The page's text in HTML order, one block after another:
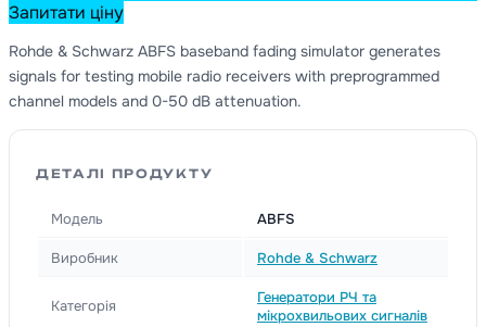
Запитати ціну
Rohde & Schwarz ABFS baseband fading simulator generates
signals for testing mobile radio receivers with preprogrammed
channel models and 0-50 dB attenuation.
ДЕТАЛІ ПРОДУКТУ
Модель ABFS
Виробник Rohde & Schwarz
Категорія
Генератори РЧ та
мікрохвильових сигналів